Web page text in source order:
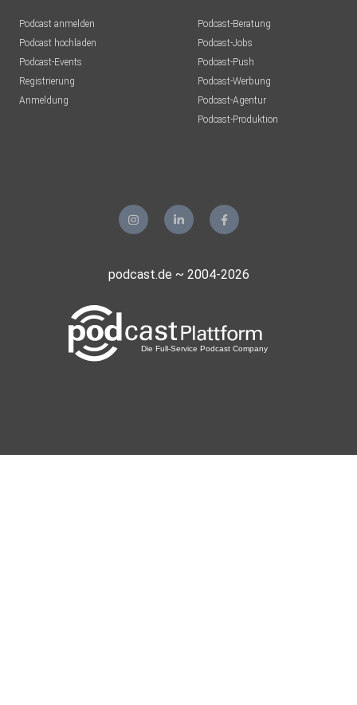
Podcast anmelden
Podcast hochladen
Podcast-Events
Registrierung
Anmeldung
Podcast-Beratung
Podcast-Jobs
Podcast-Push
Podcast-Werbung
Podcast-Agentur
Podcast-Produktion
podcast.de ~ 2004-2026